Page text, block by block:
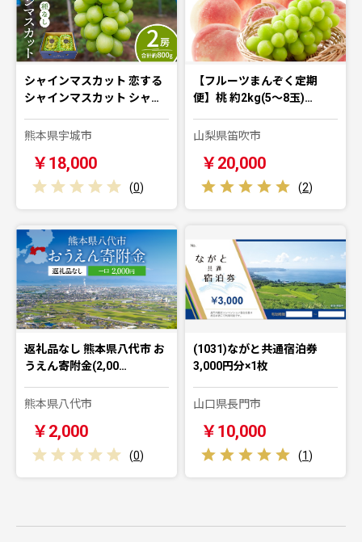
シャインマスカット 恋する
シャインマスカット シャ…
熊本県宇城市
￥18,000
(0)
【フルーツまんぞく定期
便】桃 約2kg(5～8玉)…
山梨県笛吹市
￥20,000
(2)
返礼品なし 熊本県八代市 お
うえん寄附金(2,00…
熊本県八代市
￥2,000
(0)
(1031)ながと共通宿泊券
3,000円分×1枚
山口県長門市
￥10,000
(1)